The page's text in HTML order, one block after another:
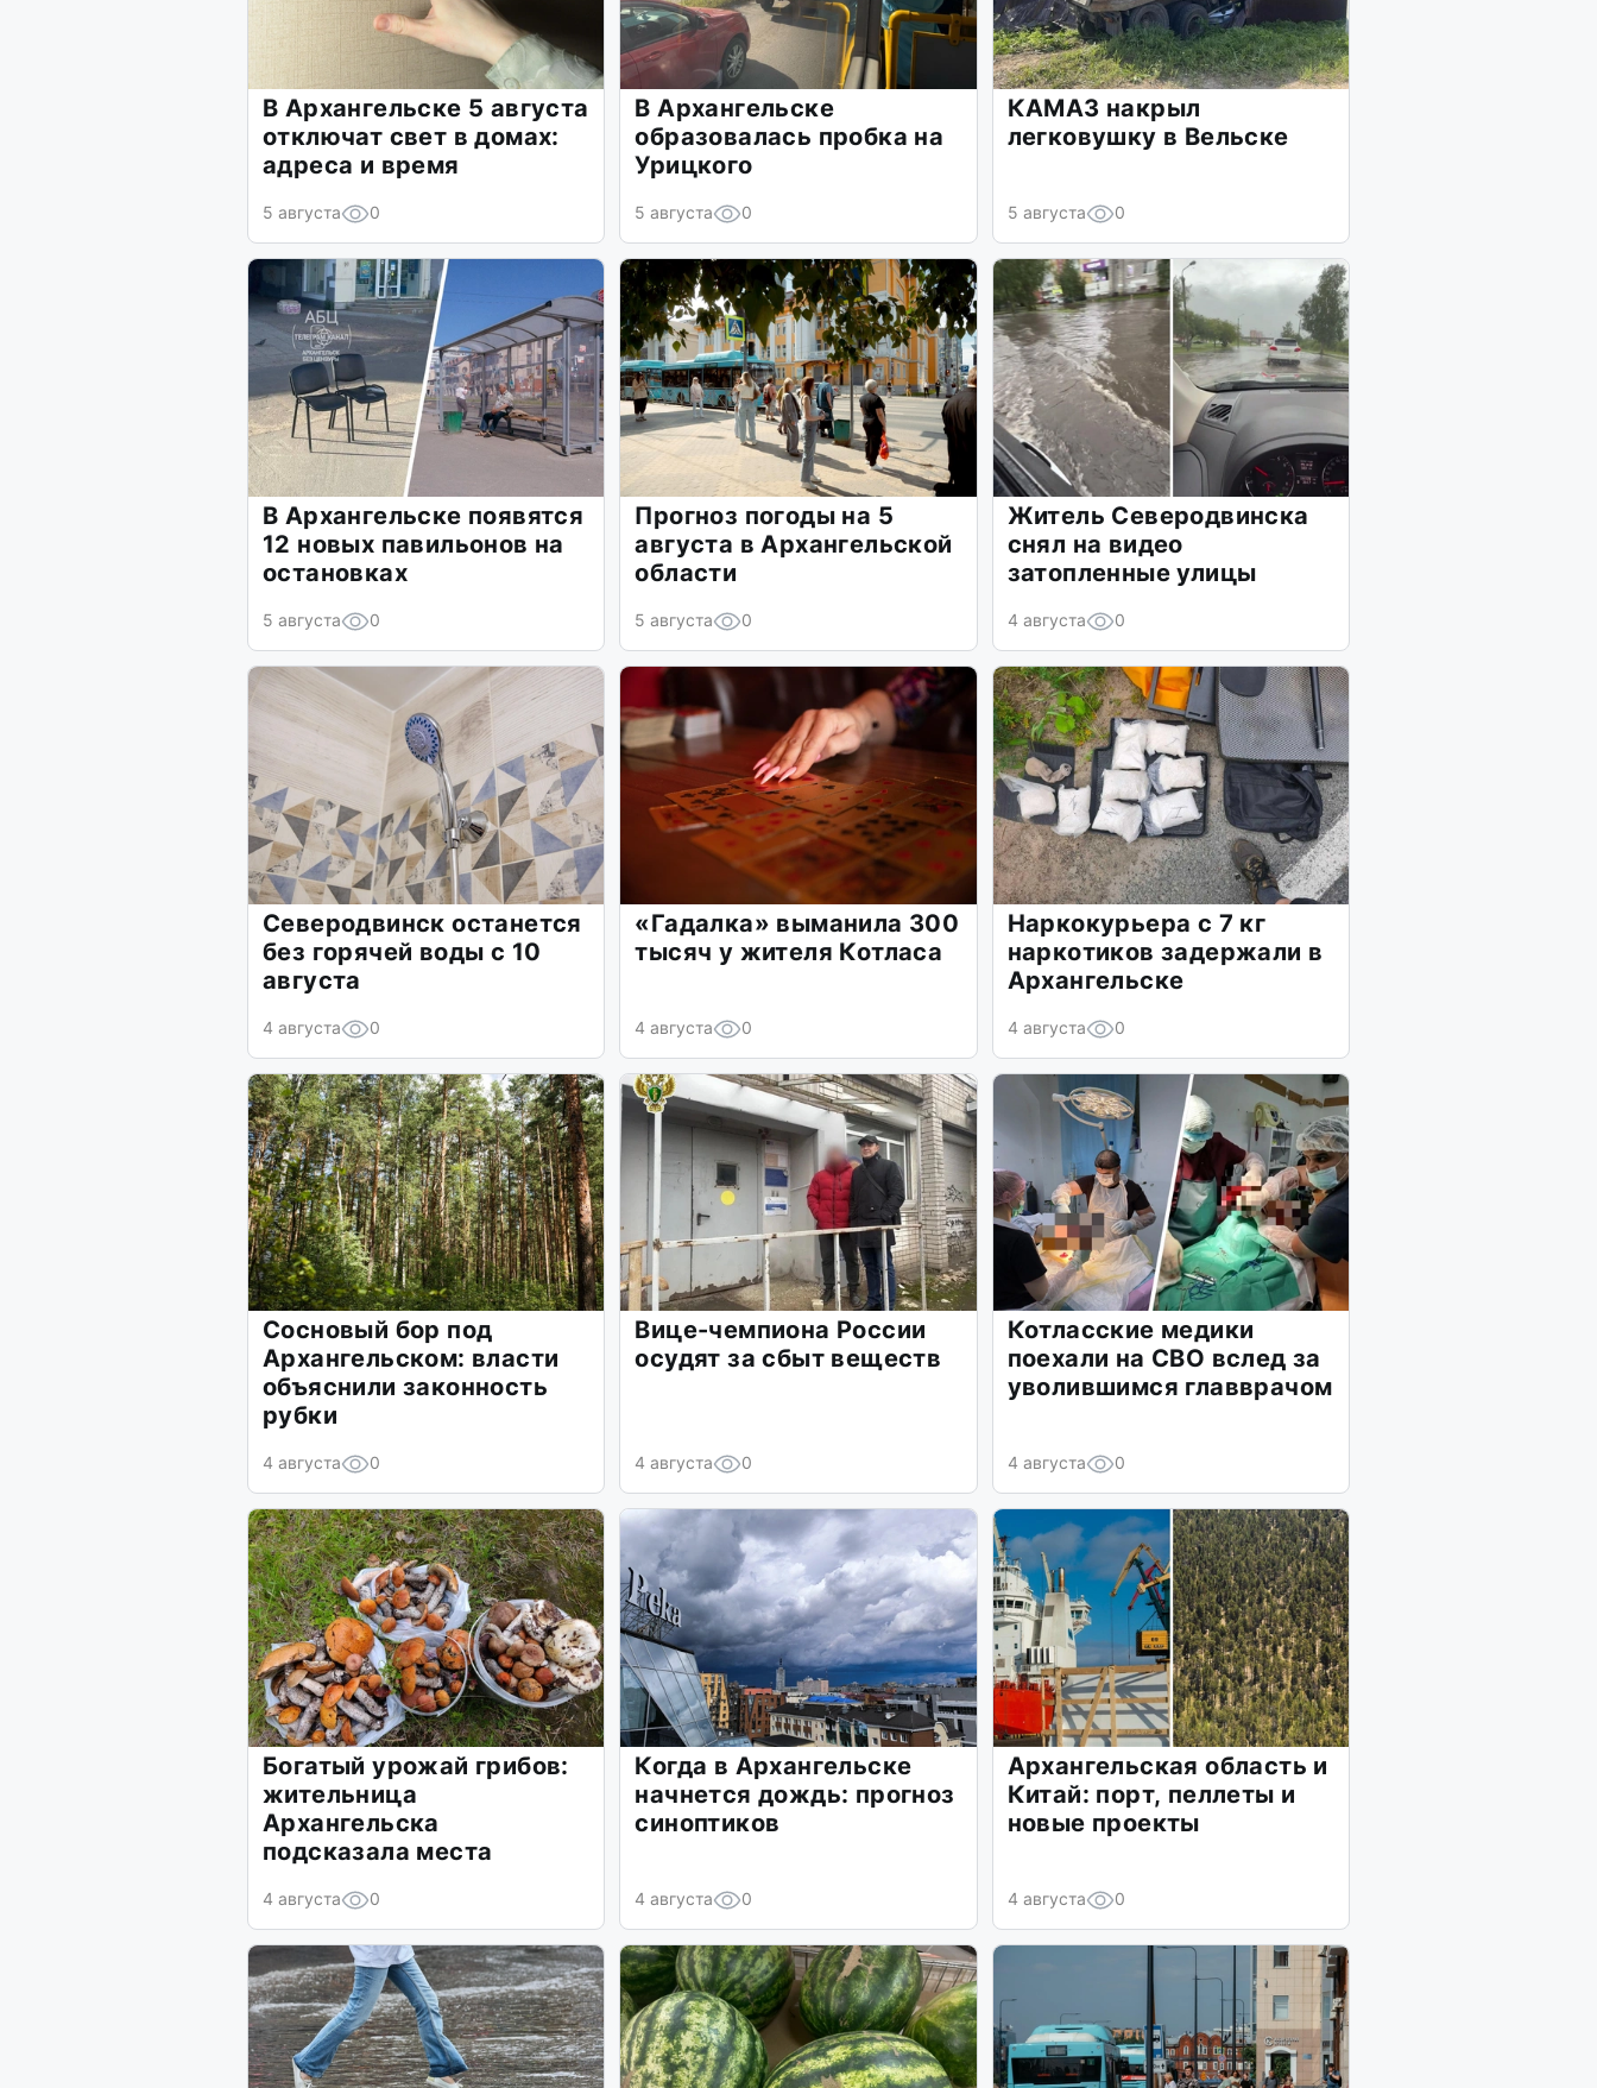
В Архангельске 5 августа
отключат свет в домах:
адреса и время
5 августа 0
В Архангельске
образовалась пробка на
Урицкого
5 августа 0
КАМАЗ накрыл
легковушку в Вельске
5 августа 0
В Архангельске появятся
12 новых павильонов на
остановках
5 августа 0
Прогноз погоды на 5
августа в Архангельской
области
5 августа 0
Житель Северодвинска
снял на видео
затопленные улицы
4 августа 0
Северодвинск останется
без горячей воды с 10
августа
4 августа 0
«Гадалка» выманила 300
тысяч у жителя Котласа
4 августа 0
Наркокурьера с 7 кг
наркотиков задержали в
Архангельске
4 августа 0
Сосновый бор под
Архангельском: власти
объяснили законность
рубки
4 августа 0
Вице-чемпиона России
осудят за сбыт веществ
4 августа 0
Котласские медики
поехали на СВО вслед за
уволившимся главврачом
4 августа 0
Богатый урожай грибов:
жительница
Архангельска
подсказала места
4 августа 0
Когда в Архангельске
начнется дождь: прогноз
синоптиков
4 августа 0
Архангельская область и
Китай: порт, пеллеты и
новые проекты
4 августа 0